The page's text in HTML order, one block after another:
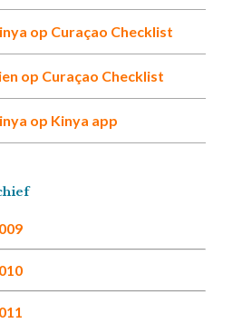
op Curaçao Checklist
op Curaçao Checklist
op Kinya app